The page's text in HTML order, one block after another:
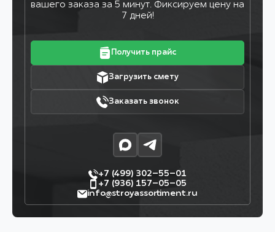
вашего заказа за 5 минут. Фиксируем цену на
7 дней!
Получить прайс
Загрузить смету
Заказать звонок
+7 (499) 302–55–01
+7 (936) 157–05–05
info@stroyassortiment.ru